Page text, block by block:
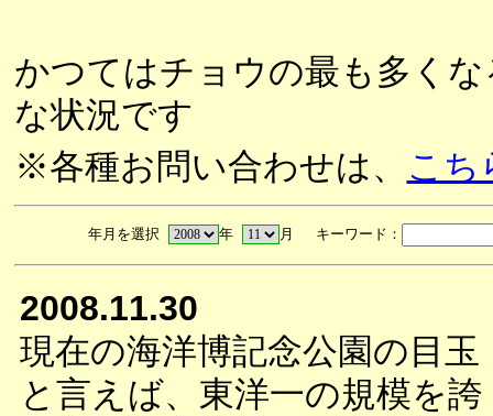
かつてはチョウの最も多く
な状況です
※各種お問い合わせは、 こち
年月を選択 年 月 キーワード：
2008.11.30
現在の海洋博記念公園の目玉
と言えば、東洋一の規模を誇